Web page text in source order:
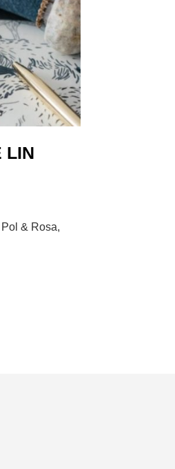
LIN
& Rosa,